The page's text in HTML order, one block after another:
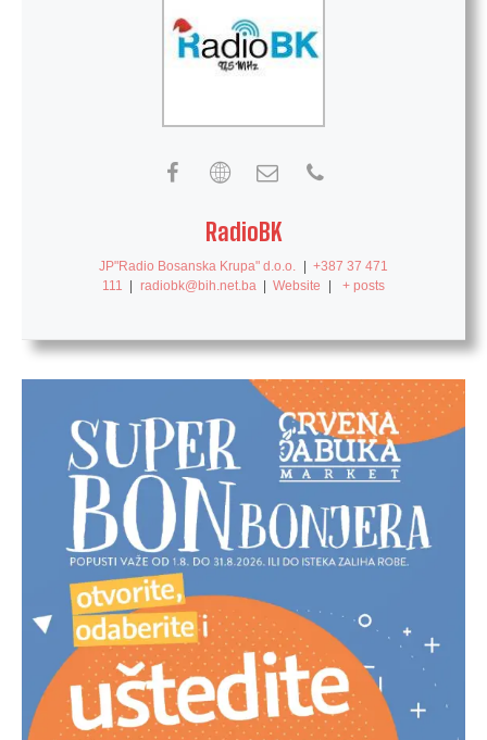
RadioBK
JP"Radio Bosanska Krupa" d.o.o.
+387 37 471
111
radiobk@bih.net.ba Website + posts